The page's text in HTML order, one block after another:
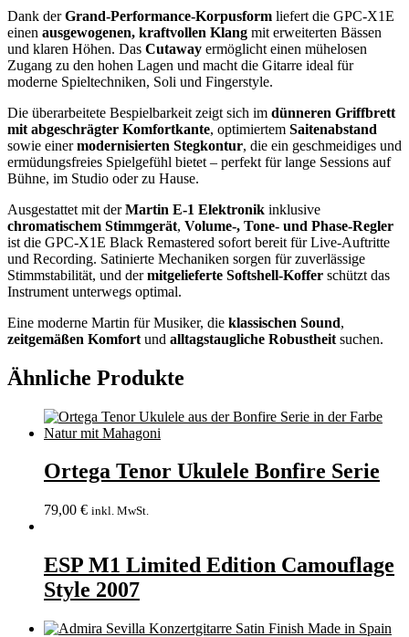
Dank derGrand-Performance-Korpusform liefert die GPC-X1E
einen ausgewogenen, kraftvollen Klang mit erweiterten Bässen
und klaren Höhen. Das Cutaway ermöglicht einen mühelosen
Zugang zu den hohen Lagen und macht die Gitarre ideal für
moderne Spieltechniken, Soli und Fingerstyle.
Die überarbeitete Bespielbarkeit zeigt sich im dünneren Griffbrett
mit abgeschrägter Komfortkante, optimiertem Saitenabstand
sowie einermodernisierten Stegkontur, die ein geschmeidiges und
ermüdungsfreies Spielgefühl bietet – perfekt für lange Sessions auf
Bühne, im Studio oder zu Hause.
Ausgestattet mit derMartin E-1 Elektronik inklusive
chromatischem Stimmgerät, Volume-, Tone- und Phase-Regler
ist die GPC-X1E Black Remastered sofort bereit für Live-Auftritte
und Recording. Satinierte Mechaniken sorgen für zuverlässige
Stimmstabilität, und dermitgelieferte Softshell-Koffer schützt das
Instrument unterwegs optimal.
Eine moderne Martin für Musiker, die klassischen Sound,
zeitgemäßen Komfort und alltagstaugliche Robustheit suchen.
Ähnliche Produkte
Ortega Tenor Ukulele Bonfire Serie
79,00 € inkl. MwSt.
ESP M1 Limited Edition Camouflage
Style 2007